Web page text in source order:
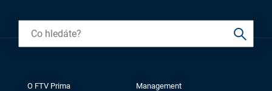
O FTV Prima
Management